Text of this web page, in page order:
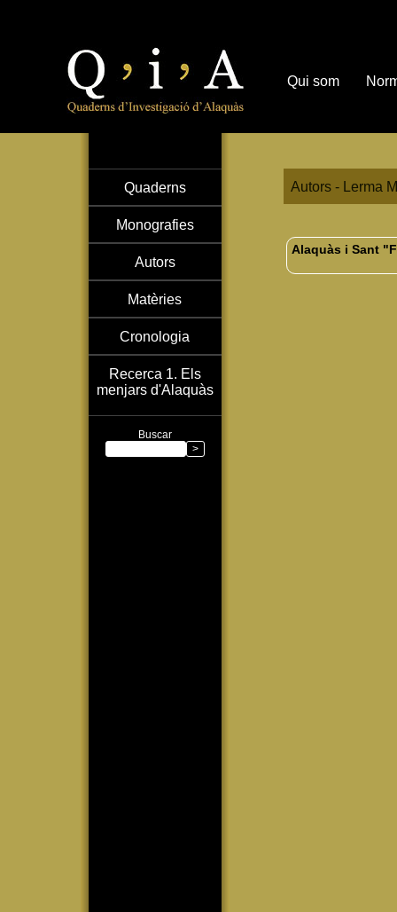
Quaderns
Monografies
Autors
Matèries
Cronologia
Recerca 1. Els
menjars d'Alaquàs
Buscar
Autors - Lerma
Alaquàs i Sant
Qui som